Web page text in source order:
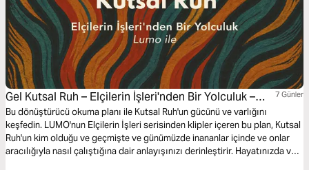
Gel Kutsal Ruh – Elçilerin İşleri'nden Bir Yolculuk –
Lumo Ile
7 Günler
Bu dönüştürücü okuma planı ile Kutsal Ruh'un gücünü ve varlığını
keşfedin. LUMO'nun Elçilerin İşleri serisinden klipler içeren bu plan, Kutsal
Ruh'un kim olduğu ve geçmişte ve günümüzde inananlar içinde ve onlar
aracılığıyla nasıl çalıştığına dair anlayışınızı derinleştirir. Hayatınızda ve